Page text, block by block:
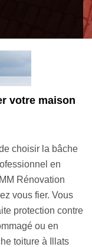
sur
c’est pour
La pose de
mérite d’être
la bâche de
montant de votre
le type de
votre logement à